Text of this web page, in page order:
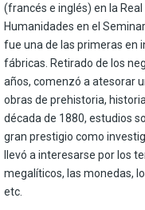
(francés e inglés) en la
Humanidades en el
fue una de las primeras en
fábricas. Retirado de los
años, comenzó a atesorar
obras de prehistoria,
década de 1880, estudios
gran prestigio como
llevó a interesarse por los
megalíticos, las monedas,
etc.